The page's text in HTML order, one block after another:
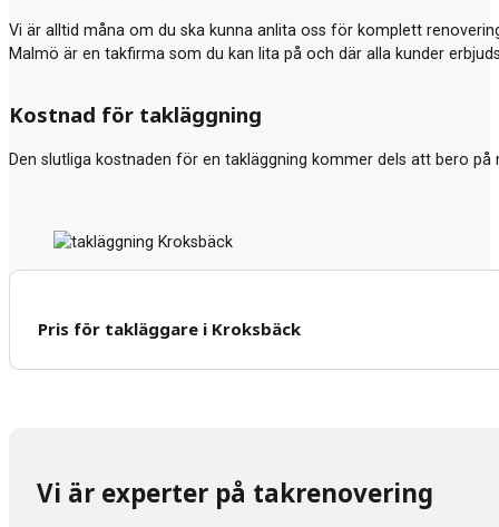
Vi är alltid måna om du ska kunna anlita oss för komplett
Malmö är en takfirma som du kan lita på och där alla kunder
Kostnad för takläggning
Den slutliga kostnaden för en takläggning kommer dels att bero
Pris för takläggare i Kroksbäck
Vi är experter på takrenovering